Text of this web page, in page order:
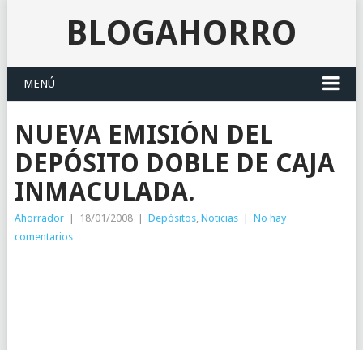
BLOGAHORRO
MENÚ
NUEVA EMISIÓN DEL
DEPÓSITO DOBLE DE CAJA
INMACULADA.
Ahorrador 18/01/2008 Depósitos, Noticias
No hay
comentarios